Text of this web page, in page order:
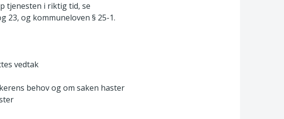
tjenesten i riktig tid, se
23, og kommuneloven § 25-1.
vedtak
behov og om saken haster